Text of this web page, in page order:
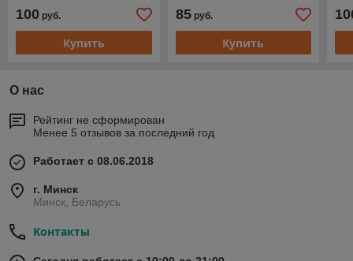
100 руб.
Купить
85руб.
Купить
О нас
Рейтинг не сформирован
Менее 5 отзывов за последний год
Работает с 08.06.2018
г. Минск
Минск, Беларусь
Контакты